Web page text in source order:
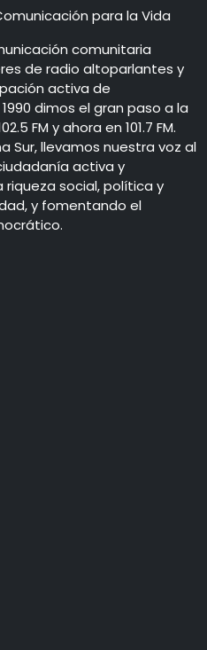
para la Vida
comunitaria
de radio altoparlantes y
activa de
dimos el gran paso a la
FM y ahora en 101.7 FM.
Sur, llevamos nuestra voz al
activa y
riqueza social, política y
y fomentando el